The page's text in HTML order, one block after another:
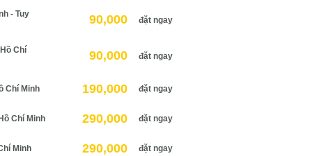
- Tuy
90,000 đặt ngay
Chí
90,000 đặt ngay
Chí Minh 190,000 đặt ngay
Chí Minh 290,000 đặt ngay
Minh 290,000 đặt ngay